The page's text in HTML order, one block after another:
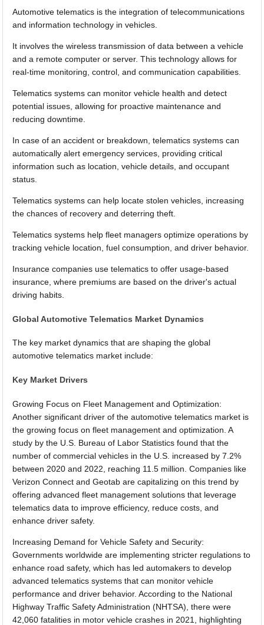
Automotive telematics is the integration of telecommunications
and information technology in vehicles.
It involves the wireless transmission of data between a vehicle
and a remote computer or server. This technology allows for
real-time monitoring, control, and communication capabilities.
Telematics systems can monitor vehicle health and detect
potential issues, allowing for proactive maintenance and
reducing downtime.
In case of an accident or breakdown, telematics systems can
automatically alert emergency services, providing critical
information such as location, vehicle details, and occupant
status.
Telematics systems can help locate stolen vehicles, increasing
the chances of recovery and deterring theft.
Telematics systems help fleet managers optimize operations by
tracking vehicle location, fuel consumption, and driver behavior.
Insurance companies use telematics to offer usage-based
insurance, where premiums are based on the driver's actual
driving habits.
Global Automotive Telematics Market Dynamics
The key market dynamics that are shaping the global
automotive telematics market include:
Key Market Drivers
Growing Focus on Fleet Management and Optimization:
Another significant driver of the automotive telematics market is
the growing focus on fleet management and optimization. A
study by the U.S. Bureau of Labor Statistics found that the
number of commercial vehicles in the U.S. increased by 7.2%
between 2020 and 2022, reaching 11.5 million. Companies like
Verizon Connect and Geotab are capitalizing on this trend by
offering advanced fleet management solutions that leverage
telematics data to improve efficiency, reduce costs, and
enhance driver safety.
Increasing Demand for Vehicle Safety and Security:
Governments worldwide are implementing stricter regulations to
enhance road safety, which has led automakers to develop
advanced telematics systems that can monitor vehicle
performance and driver behavior. According to the National
Highway Traffic Safety Administration (NHTSA), there were
42,060 fatalities in motor vehicle crashes in 2021, highlighting